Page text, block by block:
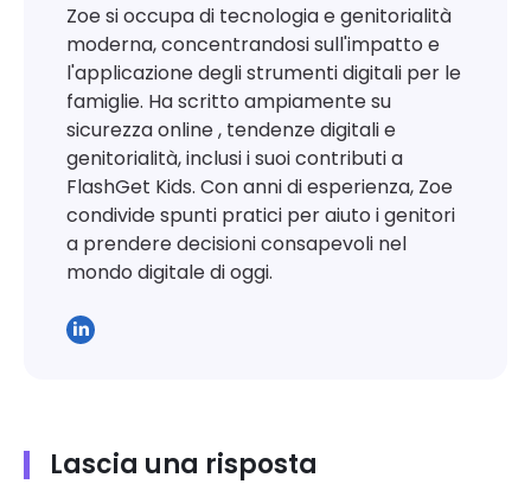
Zoe si occupa di tecnologia e genitorialità
moderna, concentrandosi sull'impatto e
l'applicazione degli strumenti digitali per le
famiglie. Ha scritto ampiamente su
sicurezza online , tendenze digitali e
genitorialità, inclusi i suoi contributi a
FlashGet Kids. Con anni di esperienza, Zoe
condivide spunti pratici per aiuto i genitori
a prendere decisioni consapevoli nel
mondo digitale di oggi.
Lascia una risposta